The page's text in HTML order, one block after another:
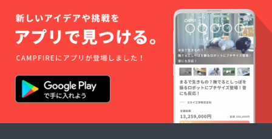
い場合
は、産
地に植
樹をし
ましょ
う。
（ウル
シの種
は30粒
程度お
送りし
ますの
す。 ウ
ルシの
木の植
木鉢に
ウルシ
の種ま
き。ぜ
ひチャ
レンジ
してみ
さい。
めには
天然の
抗菌効
果があ
ること
も嬉し
いです
ね。 ・
お礼の
メール
報告
「ウル
シの
木」ロ
ゴを左
に配置
して、
右側に
文字入
れが可
字数は1
行7文字
で２行
以内、
字体は
行書
体、楷
書体、
ゴシッ
ク体か
ます。
備考欄
にご希